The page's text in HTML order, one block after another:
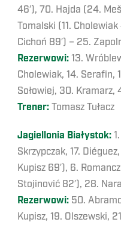
46′), 70. Hajda (24.
Tomalski (11.
Cichoń 89′) – 25.
Rezerwowi: 13.
Cholewiak, 14. Serafin,
Sołowiej, 30. Kramarz,
Trener: Tomasz Tułacz
Jagiellonia Białystok:
Skrzypczak, 17.
Kupisz 69′), 6.
Stojinović 82′), 28.
Rezerwowi: 50.
Kupisz, 19. Olszewski,